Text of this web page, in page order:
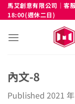
Skip
to
馬艾創意有限公司｜客
18:00(週休二日)
內文-8
Published 2021